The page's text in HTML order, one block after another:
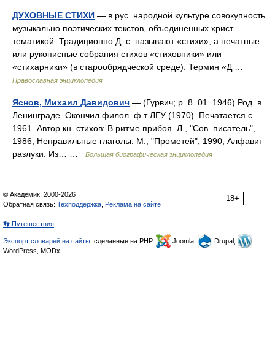
ДУХОВНЫЕ СТИХИ — в рус. народной культуре совокупность
музыкально поэтических текстов, объединенных христ.
тематикой. Традиционно Д. с. называют «стихи», а печатные
или рукописные собрания стихов «стиховники» или
«стихарники» (в старообрядческой среде). Термин «Д …
Православная энциклопедия
Яснов, Михаил Давидович — (Гурвич; р. 8. 01. 1946) Род. в
Ленинграде. Окончил филол. ф т ЛГУ (1970). Печатается с
1961. Автор кн. стихов: В ритме прибоя. Л., "Сов. писатель",
1986; Неправильные глаголы. М., "Прометей", 1990; Алфавит
разлуки. Из… …
Большая биографическая энциклопедия
18+
© Академик, 2000-2026
Обратная связь: Техподдержка Реклама на сайте
👣 Путешествия
Экспорт словарей на сайты , сделанные на PHP, Joomla,
Drupal,
WordPress, MODx.